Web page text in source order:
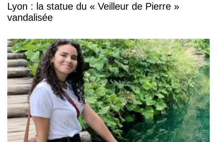
Lyon : la statue du « Veilleur de Pierre »
vandalisée